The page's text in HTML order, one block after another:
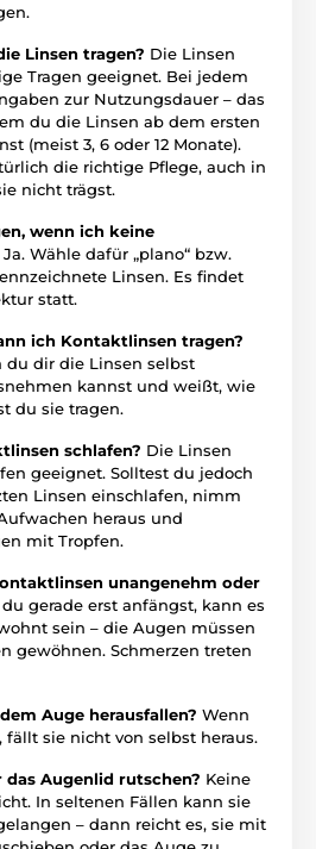
Linsen tragen? Die Linsen
Tragen geeignet. Bei jedem
zur Nutzungsdauer – das
du die Linsen ab dem ersten
(meist 3, 6 oder 12 Monate).
die richtige Pflege, auch in
nicht trägst.
wenn ich keine
Ja. Wähle dafür „plano“ bzw.
Linsen. Es findet
statt.
ich Kontaktlinsen tragen?
dir die Linsen selbst
kannst und weißt, wie
du sie tragen.
schlafen? Die Linsen
geeignet. Solltest du jedoch
Linsen einschlafen, nimm
heraus und
mit Tropfen.
unangenehm oder
gerade erst anfängst, kann es
sein – die Augen müssen
gewöhnen. Schmerzen treten
Auge herausfallen? Wenn
sie nicht von selbst heraus.
das Augenlid rutschen? Keine
In seltenen Fällen kann sie
– dann reicht es, sie mit